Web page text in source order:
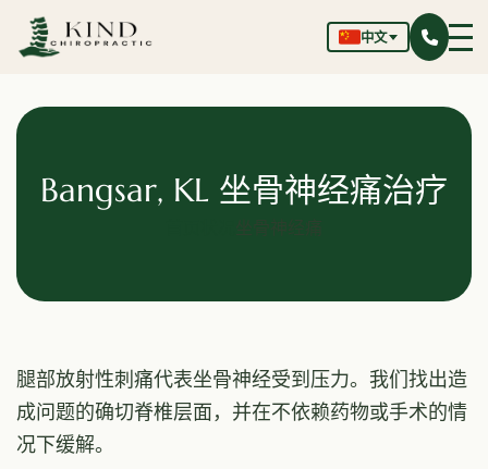
中文
Bangsar, KL 坐骨神经痛治疗
腿部放射性刺痛代表坐骨神经受到压力。我们找出造
成问题的确切脊椎层面，并在不依赖药物或手术的情
况下缓解。